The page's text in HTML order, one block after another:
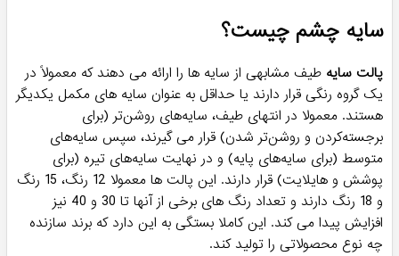
سایه چشم چیست؟
پالت سایه طیف مشابهی از سایه ها را ارائه می دهند که معمولاً در
یک گروه رنگی قرار دارند یا حداقل به عنوان سایه های مکمل یکدیگر
هستند. معمولا در انتهای طیف، سایه‌های روشن‌تر (برای
برجسته‌کردن و روشن‌تر شدن) قرار می گیرند، سپس سایه‌های
متوسط (برای سایه‌های پایه) و در نهایت سایه‌های تیره (برای
پوشش و هایلایت) قرار دارند. این پالت ها معمولا 12 رنگ، 15 رنگ
و 18 رنگ دارند و تعداد رنگ های برخی از آنها تا 30 و 40 نیز
افزایش پیدا می کند. این کاملا بستگی به این دارد که برند سازنده
چه نوع محصولاتی را تولید کند.